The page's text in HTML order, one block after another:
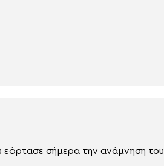
εόρτασε σήμερα την ανάμνηση του